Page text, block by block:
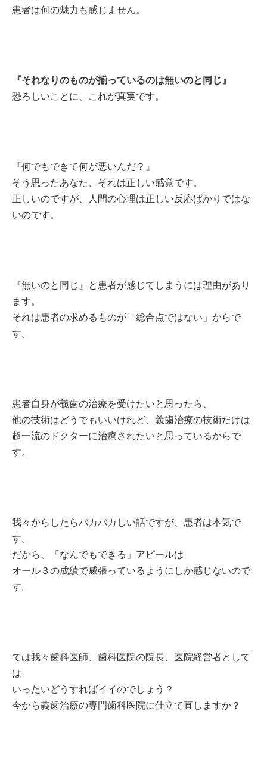
患者は何の魅力も感じません。
『それなりのものが揃っているのは無いのと同じ』
恐ろしいことに、これが真実です。
『何でもできて何が悪いんだ？』
そう思ったあなた、それは正しい感覚です。
正しいのですが、人間の心理は正しい反応ばかりではな
いのです。
『無いのと同じ』と患者が感じてしまうには理由があり
ます。
それは患者の求めるものが「総合点ではない」からで
す。
患者自身が義歯の治療を受けたいと思ったら、
他の技術はどうでもいいけれど、義歯治療の技術だけは
超一流のドクターに治療されたいと思っているからで
す。
我々からしたらバカバカしい話ですが、患者は本気で
す。
だから、「なんでもできる」アピールは
オール３の成績で威張っているようにしか感じないので
す。
では我々歯科医師、歯科医院の院長、医院経営者として
は
いったいどうすればイイのでしょう？
今から義歯治療の専門歯科医院に仕立て直しますか？